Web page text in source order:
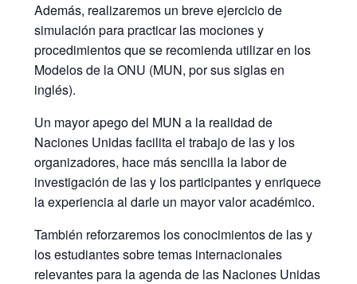
Además, realizaremos un breve ejercicio de
simulación para practicar las mociones y
procedimientos que se recomienda utilizar en los
Modelos de la ONU (MUN, por sus siglas en
inglés).
Un mayor apego del MUN a la realidad de
Naciones Unidas facilita el trabajo de las y los
organizadores, hace más sencilla la labor de
investigación de las y los participantes y enriquece
la experiencia al darle un mayor valor académico.
También reforzaremos los conocimientos de las y
los estudiantes sobre temas internacionales
relevantes para la agenda de las Naciones Unidas